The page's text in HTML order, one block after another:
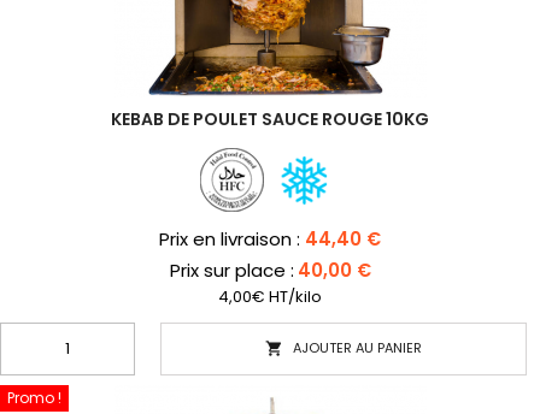
KEBAB DE POULET SAUCE ROUGE 10KG
Prix
Prix en livraison : 44,40 €
Prix sur place : 40,00 €
4,00€ HT/kilo
 AJOUTER AU PANIER
Promo !